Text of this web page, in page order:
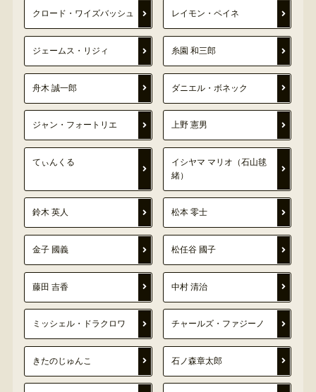
クロード・ワイズバッシュ レイモン・ペイネ
ジェームス・リジィ 糸園 和三郎
舟木 誠一郎 ダニエル・ボネック
ジャン・フォートリエ 上野 憲男
てぃんくる
イシヤマ マリオ（石山毬
緒）
鈴木 英人 松本 零士
金子 國義 松任谷 國子
藤田 吉香 中村 清治
ミッシェル・ドラクロワ チャールズ・ファジーノ
きたのじゅんこ 石ノ森章太郎